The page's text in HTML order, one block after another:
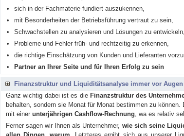
sich in der Fach­ma­te­rie fundiert aus­zuken­nen,
mit Be­son­der­hei­ten der Be­triebs­füh­rung vertraut zu sein,
Schwach­stel­len­ zu ana­ly­sieren und Lö­sun­gen zu entwickeln,
Pro­ble­me und Feh­ler früh- und recht­zei­tig zu er­ken­nen,
die richtige Ein­schät­zung von Kun­den und Lie­fe­ran­ten
Partner an Ihrer Seite und für Ihren Erfolg zu sein
Fi­nanz­struk­tur und Liquiditätsanalyse immer vor Augen
Ganz wich­tig dabei ist es die Fi­nanz­struk­tur des
be­hal­ten, son­dern sie Monat für Monat be­stim­men zu kön­nen.
mit einer un­ter­jäh­ri­gen Cashflow-Rech­nung, wa es re­la­tiv
Ferner sagen wir Ihnen als Un­ter­neh­mer, wie sich seine